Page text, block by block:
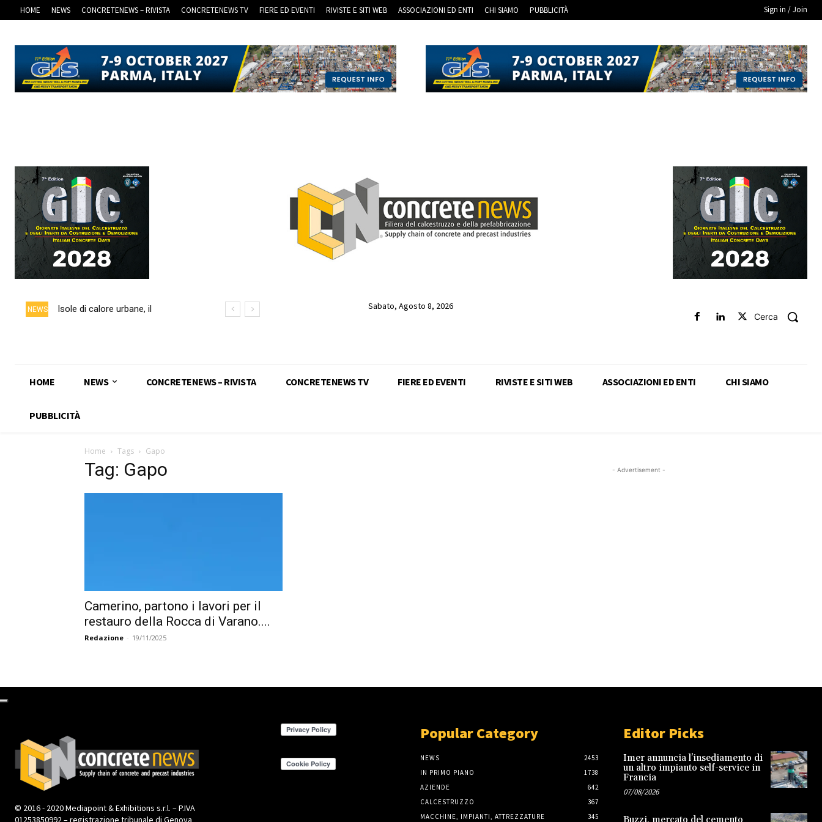
HOME NEWS CONCRETENEWS – RIVISTA CONCRETENEWS TV FIERE ED EVENTI RIVISTE E SITI WEB ASSOCIAZIONI ED ENTI CHI SIAMO PUBBLICITÀ Sign in / Join
NEWS
Isole di calore urbane, il
Sabato, Agosto 8, 2026
Cerca
HOME NEWS CONCRETENEWS – RIVISTA CONCRETENEWS TV FIERE ED EVENTI RIVISTE E SITI WEB ASSOCIAZIONI ED ENTI CHI SIAMO
PUBBLICITÀ
Home Tags Gapo
Tag: Gapo
Camerino, partono i lavori per il
restauro della Rocca di Varano....
Redazione - 19/11/2025
- Advertisement -
© 2016 - 2020 Mediapoint & Exhibitions s.r.l. – P.IVA
01253850992 – registrazione tribunale di Genova
Popular Category
NEWS
2453
IN PRIMO PIANO
1738
AZIENDE
642
CALCESTRUZZO
367
MACCHINE, IMPIANTI, ATTREZZATURE
345
Editor Picks
Imer annuncia l’insediamento di
un altro impianto self-service in
Francia
07/08/2026
Buzzi, mercato del cemento